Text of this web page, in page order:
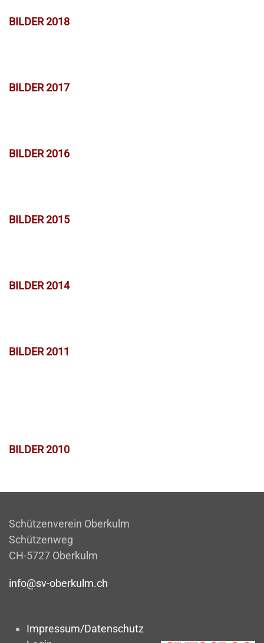
BILDER 2018
BILDER 2017
BILDER 2016
BILDER 2015
BILDER 2014
BILDER 2011
BILDER 2010
Schützenverein Oberkulm
Schützenweg
CH-5727 Oberkulm
info@sv-oberkulm.ch
Impressum/Datenschutz